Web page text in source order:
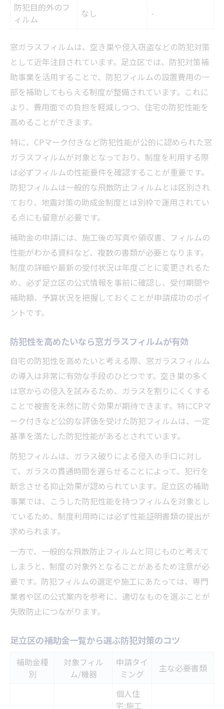
件
CPマーク付き窓ガラスフィルムの重要性
個人住宅と共同住宅で異なる申請要件
一般の飛散防止フィルムと防犯用の違い
足立区制度対象となるフィルムの特徴
地震対策用飛散防止とは異なる補助制度の注意
点
防犯対策補助金と飛散防止助成の違い比較
表
足立区で誤解しやすい補助制度の分かれ目
地震対策フィルムと防犯フィルムの選び方
助成対象となる工事内容を正しく理解する
窓ガラスフィルムで補助を受ける際の落と
し穴
年度ごとに異なる受付状況と必要書類の要点
足立区窓ガラスフィルム補助の受付スケジ
ュール表
申請時に提出する必要書類一覧と取得方法
申請期限・受付開始日を見逃さない工夫
窓ガラスフィルム申請でよくある書類不備
例
予算終了が早まる傾向もある足立区補助の申請
手順
足立区窓ガラスフィルム補助申請の流れ早
見表
予算終了リスクを減らすための申請タイミ
ング
個人住宅・共同住宅それぞれの申請手順
申請書や写真など必要書類の準備手順
補助金受付終了時期の傾向と注意点
著者：木村 博（通称：Rossi）
防犯目的外のフ
ィルム
なし -
窓ガラスフィルムは、空き巣や侵入窃盗などの防犯対策
として近年注目されています。足立区では、防犯対策補
助事業を活用することで、防犯フィルムの設置費用の一
部を補助してもらえる制度が整備されています。これに
より、費用面での負担を軽減しつつ、住宅の防犯性能を
高めることができます。
特に、CPマーク付きなど防犯性能が公的に認められた窓
ガラスフィルムが対象となっており、制度を利用する際
は必ずフィルムの性能要件を確認することが重要です。
防犯フィルムは一般的な飛散防止フィルムとは区別され
ており、地震対策の助成金制度とは別枠で運用されてい
る点にも留意が必要です。
補助金の申請には、施工後の写真や領収書、フィルムの
性能がわかる資料など、複数の書類が必要となります。
制度の詳細や最新の受付状況は年度ごとに変更されるた
め、必ず足立区の公式情報を事前に確認し、受付期間や
補助額、予算状況を把握しておくことが申請成功のポイ
ントです。
防犯性を高めたいなら窓ガラスフィルムが有効
自宅の防犯性を高めたいと考える際、窓ガラスフィルム
の導入は非常に有効な手段のひとつです。空き巣の多く
は窓からの侵入を試みるため、ガラスを割りにくくする
ことで被害を未然に防ぐ効果が期待できます。特にCPマ
ーク付きなど公的な評価を受けた防犯フィルムは、一定
基準を満たした防犯性能があるとされています。
防犯フィルムは、ガラス破りによる侵入の手口に対し
て、ガラスの貫通時間を遅らせることによって、犯行を
断念させる抑止効果が認められています。足立区の補助
事業では、こうした防犯性能を持つフィルムを対象とし
ているため、制度利用時には必ず性能証明書類の提出が
求められます。
一方で、一般的な飛散防止フィルムと同じものと考えて
しまうと、制度の対象外となることがあるため注意が必
要です。防犯フィルムの選定や施工にあたっては、専門
業者や区の公式案内を参考に、適切なものを選ぶことが
失敗防止につながります。
足立区の補助金一覧から選ぶ防犯対策のコツ
補助金種
別
対象フィル
ム/機器
申請タイ
ミング
主な必要書類
個人住
宅:施工